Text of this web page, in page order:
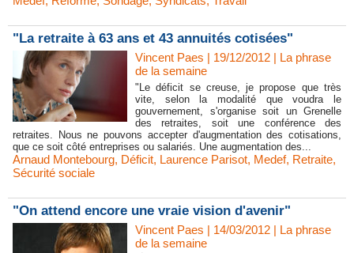
"La retraite à 63 ans et 43 annuités cotisées"
Vincent Paes | 19/12/2012 | La phrase
de la semaine
"Le déficit se creuse, je propose que très
vite, selon la modalité que voudra le
gouvernement, s'organise soit un Grenelle
des retraites, soit une conférence des
retraites. Nous ne pouvons accepter d'augmentation des cotisations,
que ce soit côté entreprises ou salariés. Une augmentation des...
Arnaud Montebourg, Déficit, Laurence Parisot, Medef, Retraite,
Sécurité sociale
"On attend encore une vraie vision d'avenir"
Vincent Paes | 14/03/2012 | La phrase
de la semaine